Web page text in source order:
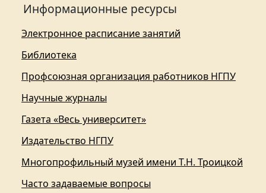
Информационные ресурсы
Электронное расписание занятий
Библиотека
Профсоюзная организация работников НГПУ
Научные журналы
Газета «Весь университет»
Издательство НГПУ
Многопрофильный музей имени Т.Н. Троицкой
Часто задаваемые вопросы